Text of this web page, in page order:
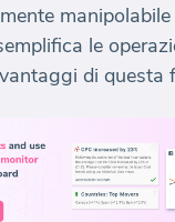
le
di questa